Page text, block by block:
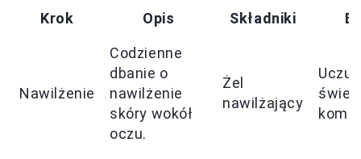
Krok Opis Składniki
Nawilżenie
Codzienne
dbanie o
nawilżenie
skóry wokół
oczu.
Żel
nawilżający